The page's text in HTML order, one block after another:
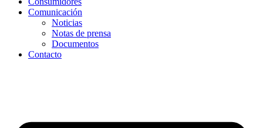
Comunicación
Noticias
Notas de prensa
Documentos
Contacto